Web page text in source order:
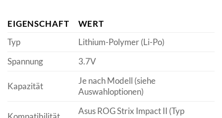
EIGENSCHAFT
WERT
Typ
Lithium-Polymer (Li-Po)
Spannung
3.7V
Kapazität
Je nach Modell (siehe
Auswahloptionen)
Asus ROG Strix Impact II (Typ